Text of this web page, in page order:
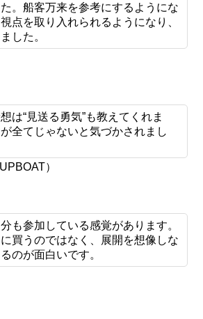
。船客万来を参考にするようにな
点を取り入れられるようになり、
した。
は“見送る勇気”も教えてくれま
全てじゃないと気づかされまし
）
も参加している感覚があります。
買うのではなく、展開を想像しな
のが面白いです。